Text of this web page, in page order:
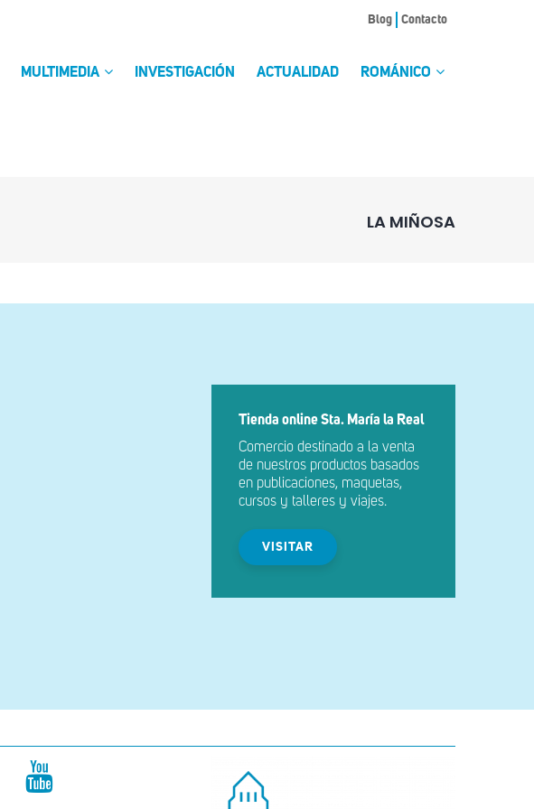
Blog Contacto
MULTIMEDIA INVESTIGACIÓN ACTUALIDAD ROMÁNICO
LA MIÑOSA
Tienda online Sta. María la Real
Comercio destinado a la venta
de nuestros productos basados
en publicaciones, maquetas,
cursos y talleres y viajes.
VISITAR